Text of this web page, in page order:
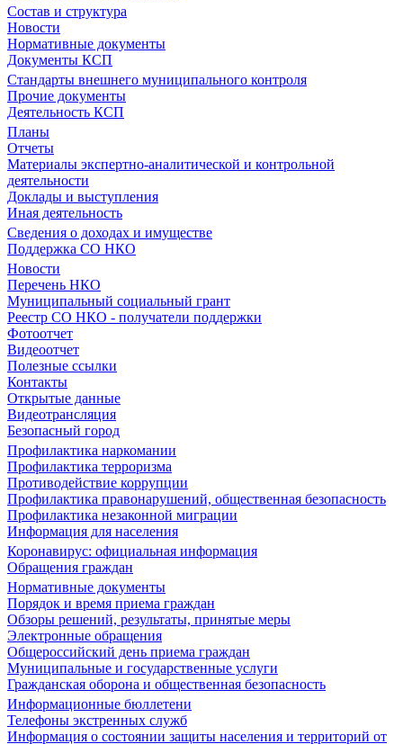
Состав и структура
Новости
Нормативные документы
Документы КСП
Стандарты внешнего муниципального контроля
Прочие документы
Деятельность КСП
Планы
Отчеты
Материалы экспертно-аналитической и контрольной
деятельности
Доклады и выступления
Иная деятельность
Сведения о доходах и имуществе
Поддержка СО НКО
Новости
Перечень НКО
Муниципальный социальный грант
Реестр СО НКО - получатели поддержки
Фотоотчет
Видеоотчет
Полезные ссылки
Контакты
Открытые данные
Видеотрансляция
Безопасный город
Профилактика наркомании
Профилактика терроризма
Противодействие коррупции
Профилактика правонарушений, общественная безопасность
Профилактика незаконной миграции
Информация для населения
Коронавирус: официальная информация
Обращения граждан
Нормативные документы
Порядок и время приема граждан
Обзоры решений, результаты, принятые меры
Электронные обращения
Общероссийский день приема граждан
Муниципальные и государственные услуги
Гражданская оборона и общественная безопасность
Информационные бюллетени
Телефоны экстренных служб
Информация о состоянии защиты населения и территорий от